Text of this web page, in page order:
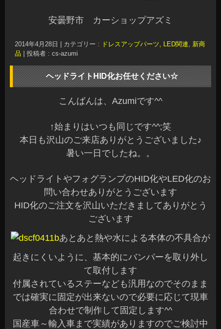
安曇野市 カーショップアズミ
2014年4月28日 カテゴリー : ドレスアップパーツ, LED関連, 新商
品
投稿者 : cs-azumi
ヘッドライトHID化お任せください☆
こんばんは、Azumiです^^
↑始まりはいつも同じです^^;笑
本日も沢山のご来店ありがとうございました♪
暑い一日でしたね。。
ヘッドライトやフォグランプのHID化やLED化のお
問い合わせありがとうございます
HID化のご注文を沢山いただきましてありがとう
ございます
あとあと熱や水による本体の不具合が
起きにくいように、基本的にバンパーを取り外し
て取付します
付属されているステーなども汎用なのでそのまま
では確実に固定が出来ないので必要に応じて現車
合わせで制作して固定します^^
国産車～輸入車まで実績がありますのでご検討中